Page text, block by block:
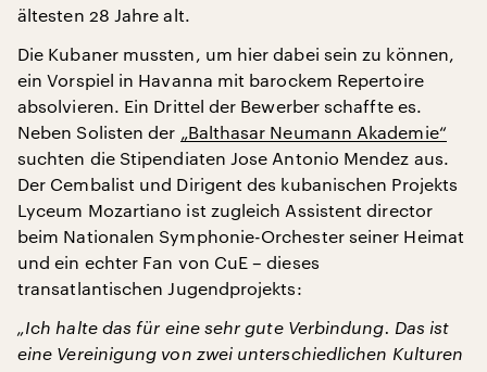
ältesten 28 Jahre alt.
Die Kubaner mussten, um hier dabei sein zu können,
ein Vorspiel in Havanna mit barockem Repertoire
absolvieren. Ein Drittel der Bewerber schaffte es.
Neben Solisten der „Balthasar Neumann Akademie“
suchten die Stipendiaten Jose Antonio Mendez aus.
Der Cembalist und Dirigent des kubanischen Projekts
Lyceum Mozartiano ist zugleich Assistent director
beim Nationalen Symphonie-Orchester seiner Heimat
und ein echter Fan von CuE – dieses
transatlantischen Jugendprojekts:
„Ich halte das für eine sehr gute Verbindung. Das ist
eine Vereinigung von zwei unterschiedlichen Kulturen